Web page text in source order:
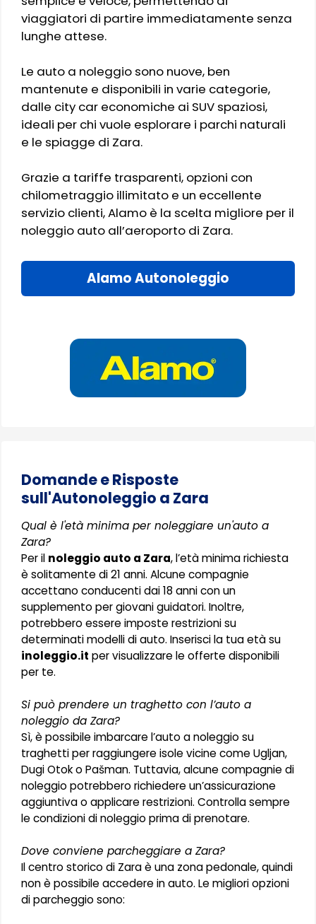
viaggiatori di partire immediatamente senza
lunghe attese.
Le auto a noleggio sono nuove, ben
mantenute e disponibili in varie categorie,
dalle city car economiche ai SUV spaziosi,
ideali per chi vuole esplorare i parchi naturali
e le spiagge di Zara.
Grazie a tariffe trasparenti, opzioni con
chilometraggio illimitato e un eccellente
servizio clienti, Alamo è la scelta migliore per il
noleggio auto all’aeroporto di Zara.
Alamo Autonoleggio
Domande e Risposte
sull'Autonoleggio a Zara
Qual è l'età minima per noleggiare un'auto a
Zara?
Per il noleggio auto a Zara, l’età minima richiesta
è solitamente di 21 anni. Alcune compagnie
accettano conducenti dai 18 anni con un
supplemento per giovani guidatori. Inoltre,
potrebbero essere imposte restrizioni su
determinati modelli di auto. Inserisci la tua età su
inoleggio.it per visualizzare le offerte disponibili
per te.
Si può prendere un traghetto con l’auto a
noleggio da Zara?
Sì, è possibile imbarcare l’auto a noleggio su
traghetti per raggiungere isole vicine come Ugljan,
Dugi Otok o Pašman. Tuttavia, alcune compagnie di
noleggio potrebbero richiedere un’assicurazione
aggiuntiva o applicare restrizioni. Controlla sempre
le condizioni di noleggio prima di prenotare.
Dove conviene parcheggiare a Zara?
Il centro storico di Zara è una zona pedonale, quindi
non è possibile accedere in auto. Le migliori opzioni
di parcheggio sono: